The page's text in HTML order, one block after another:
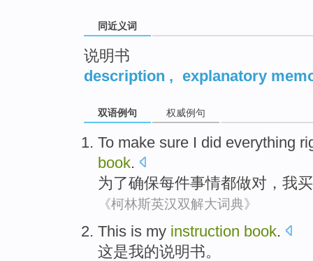
同近义词
说明书
description , explanatory
双语例句 权威例句
To make sure I did everything
book.
为了确保每件事情都做对 ， 我
《柯林斯英汉双解大词典》
This is my instruction book.
这是我的说明书。